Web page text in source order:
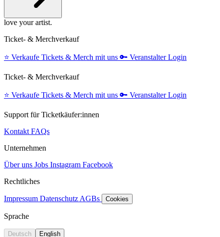
love your artist.
Ticket- & Merchverkauf
⭐️ Verkaufe Tickets & Merch mit uns 🔑 Veranstalter Login
Ticket- & Merchverkauf
⭐️ Verkaufe Tickets & Merch mit uns 🔑 Veranstalter Login
Support für Ticketkäufer:innen
Kontakt FAQs
Unternehmen
Über uns Jobs Instagram Facebook
Rechtliches
Impressum Datenschutz AGBs Cookies
Sprache
Deutsch English